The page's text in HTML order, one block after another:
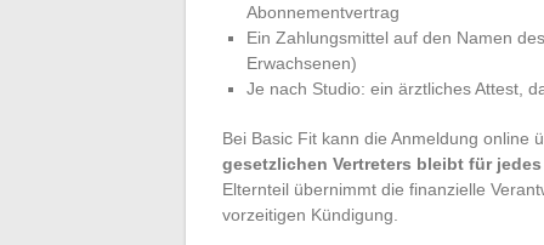
Abonnementvertrag
Ein Zahlungsmittel auf den Namen
Erwachsenen)
Je nach Studio: ein ärztliches Attest,
Bei Basic Fit kann die Anmeldung online
gesetzlichen Vertreters bleibt für
Elternteil übernimmt die finanzielle
vorzeitigen Kündigung.